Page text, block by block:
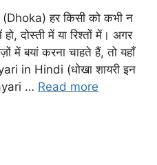
(Dhoka) हर किसी को कभी न
दोस्ती में या रिश्तों में। अगर
में बयां करना चाहते हैं, तो यहाँ
in Hindi (धोखा शायरी इन
… Read more